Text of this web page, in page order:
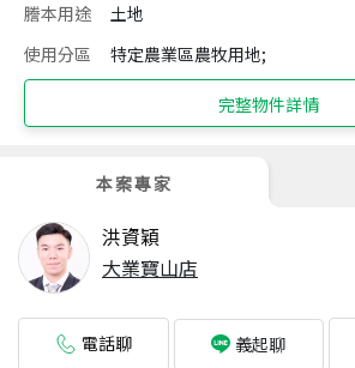
謄本用途
土地
使用分區
特定農業區農牧用地;
完整物件詳情
本案專家
洪資穎
大業寶山店
電話聊 義起聊